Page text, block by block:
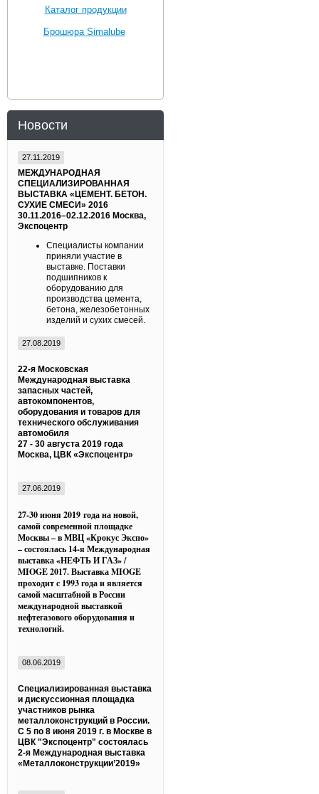
Каталог продукции
Брошюра Simalube
Новости
27.11.2019
МЕЖДУНАРОДНАЯ
СПЕЦИАЛИЗИРОВАННАЯ
ВЫСТАВКА «ЦЕМЕНТ. БЕТОН.
СУХИЕ СМЕСИ» 2016
30.11.2016–02.12.2016 Москва,
Экспоцентр
Специалисты компании
приняли участие в
выставке. Поставки
подшипников к
оборудованию для
производства цемента,
бетона, железобетонных
изделий и сухих смесей.
27.08.2019
22-я Московская
Международная выставка
запасных частей,
автокомпонентов,
оборудования и товаров для
технического обслуживания
автомобиля
27 - 30 августа 2019 года
Москва, ЦВК «Экспоцентр»
27.06.2019
27-30 июня 2019 года на новой,
самой современной площадке
Москвы – в МВЦ «Крокус Экспо»
– состоялась 14-я Международная
выставка «НЕФТЬ И ГАЗ» /
MIOGE 2017. Выставка MIOGE
проходит с 1993 года и является
самой масштабной в России
международной выставкой
нефтегазового оборудования и
технологий.
08.06.2019
Специализированная выставка
и дискуссионная площадка
участников рынка
металлоконструкций в России.
С 5 по 8 июня 2019 г. в Москве в
ЦВК "Экспоцентр" состоялась
2-я Международная выставка
«Металлоконструкции’2019»